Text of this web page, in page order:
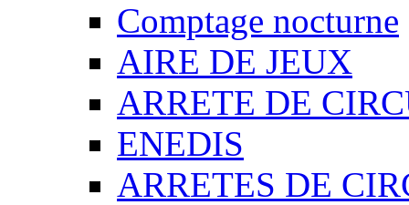
Comptage nocturne
AIRE DE JEUX
ARRETE DE
ENEDIS
ARRETES DE